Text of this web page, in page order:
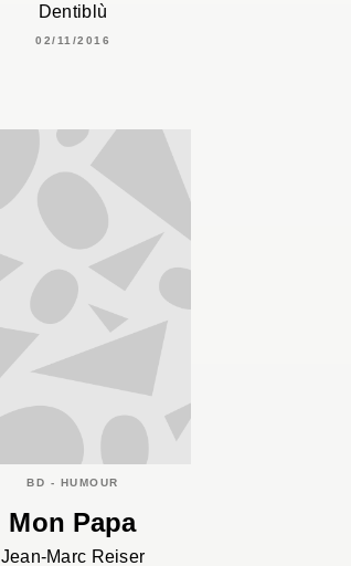
Dentiblù
02/11/2016
BD - HUMOUR
Mon Papa
Jean-Marc Reiser